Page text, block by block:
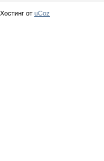
Хостинг от uCoz